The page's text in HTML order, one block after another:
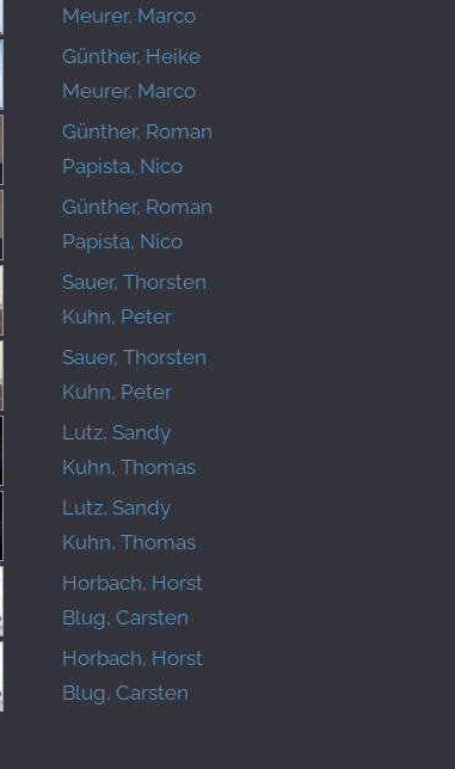
Meurer, Marco
Günther, Heike
Meurer, Marco
Günther, Roman
Papista, Nico
Günther, Roman
Papista, Nico
Sauer, Thorsten
Kuhn, Peter
Sauer, Thorsten
Kuhn, Peter
Lutz, Sandy
Kuhn, Thomas
Lutz, Sandy
Kuhn, Thomas
Horbach, Horst
Blug, Carsten
Horbach, Horst
Blug, Carsten